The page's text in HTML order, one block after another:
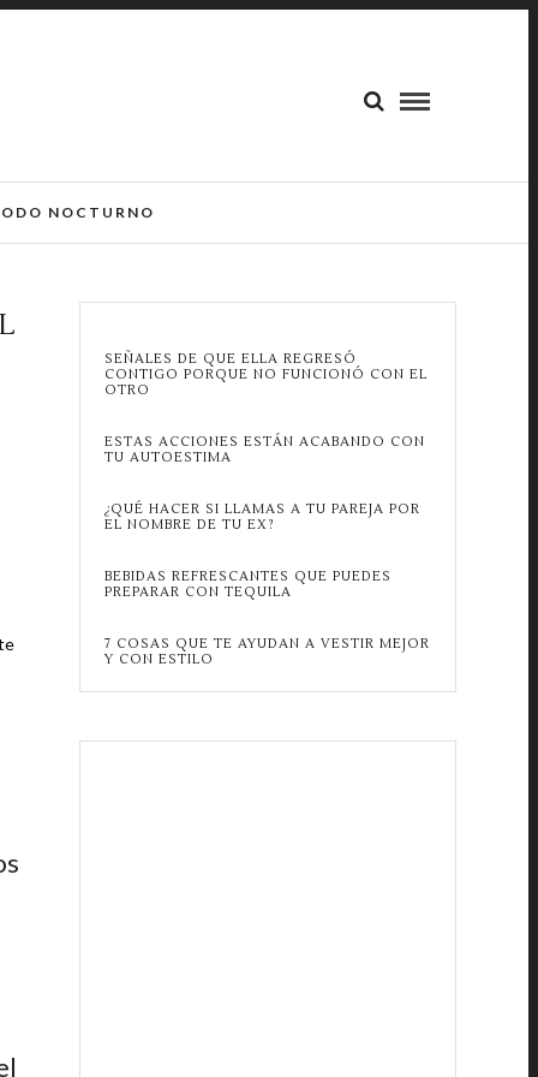
NOCTURNO
SEÑALES DE QUE ELLA REGRESÓ
CONTIGO PORQUE NO FUNCIONÓ CON EL
OTRO
ESTAS ACCIONES ESTÁN ACABANDO CON
TU AUTOESTIMA
¿QUÉ HACER SI LLAMAS A TU PAREJA POR
EL NOMBRE DE TU EX?
BEBIDAS REFRESCANTES QUE PUEDES
PREPARAR CON TEQUILA
7 COSAS QUE TE AYUDAN A VESTIR MEJOR
Y CON ESTILO